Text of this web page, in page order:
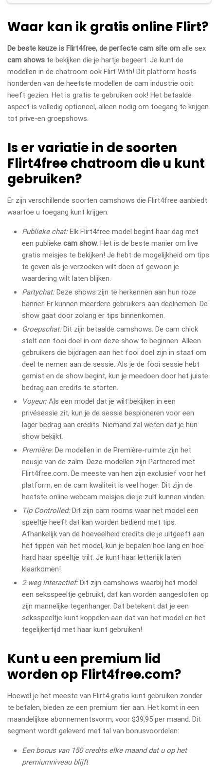
Waar kan ik gratis online Flirt?
De beste keuze is Flirt4free, de perfecte cam site om alle sex
cam shows te bekijken die je hartje begeert. Je kunt de
modellen in de chatroom ook Flirt With! Dit platform hosts
honderden van de heetste modellen de cam industrie ooit
heeft gezien. Het is gratis te gebruiken ook! Het betaalde
aspect is volledig optioneel, alleen nodig om toegang te krijgen
tot prive-en groepshows.
Is er variatie in de soorten
Flirt4free chatroom die u kunt
gebruiken?
Er zijn verschillende soorten camshows die Flirt4free aanbiedt
waartoe u toegang kunt krijgen:
Publieke chat:Elk Flirt4free model begint haar dag met
een publieke cam show. Het is de beste manier om live
gratis meisjes te bekijken! Je hebt de mogelijkheid om tips
te geven als je verzoeken wilt doen of gewoon je
waardering wilt laten blijken.
Partychat:Deze shows zijn te herkennen aan hun roze
banner. Er kunnen meerdere gebruikers aan deelnemen. De
show gaat door zolang er tips binnenkomen.
Groepschat:Dit zijn betaalde camshows. De cam chick
stelt een fooi doel in om deze show te beginnen. Alleen
gebruikers die bijdragen aan het fooi doel zijn in staat om
deel te nemen aan de sessie. Als je de fooi sessie hebt
gemist en de show begint, kun je meedoen door het juiste
bedrag aan credits te storten.
Voyeur:Als een model dat je wilt bekijken in een
privésessie zit, kun je de sessie bespioneren voor een
lager bedrag aan credits. Niemand zal weten dat je hun
show bekijkt.
Première:De modellen in de Première-ruimte zijn het
neusje van de zalm. Deze modellen zijn Partnered met
Flirt4free.com. De meeste van hen zijn exclusief voor het
platform, en de cam kwaliteit is veel hoger. Dit zijn de
heetste online webcam meisjes die je zult kunnen vinden.
Tip Controlled:Dit zijn cam rooms waar het model een
speeltje heeft dat kan worden bediend met tips.
Afhankelijk van de hoeveelheid credits die je uitgeeft aan
het tippen van het model, kun je bepalen hoe lang en hoe
hard haar speeltje trilt. Je kunt haar letterlijk laten
klaarkomen!
2-weg interactief:Dit zijn camshows waarbij het model
een seksspeeltje gebruikt, dat kan worden aangesloten op
zijn mannelijke tegenhanger. Dat betekent dat je een
seksspeeltje kunt koppelen aan dat van het model en het
tegelijkertijd met haar kunt gebruiken!
Kunt u een premium lid
worden op Flirt4free.com?
Hoewel je het meeste van Flirt4 gratis kunt gebruiken zonder
te betalen, bieden ze een premium tier aan. Het komt in een
maandelijkse abonnementsvorm, voor $39,95 per maand. Dit
segment wordt geleverd met tal van bonusvoordelen:
Een bonus van 150 credits elke maand dat u op het
premiumniveau blijft